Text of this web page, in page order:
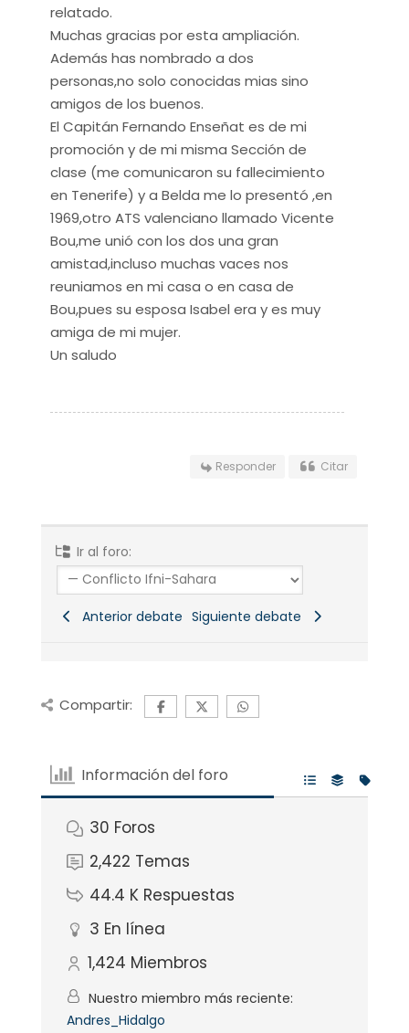
relatado.
Muchas gracias por esta ampliación.
Además has nombrado a dos
personas,no solo conocidas mias sino
amigos de los buenos.
El Capitán Fernando Enseñat es de mi
promoción y de mi misma Sección de
clase (me comunicaron su fallecimiento
en Tenerife) y a Belda me lo presentó ,en
1969,otro ATS valenciano llamado Vicente
Bou,me unió con los dos una gran
amistad,incluso muchas vaces nos
reuniamos en mi casa o en casa de
Bou,pues su esposa Isabel era y es muy
amiga de mi mujer.
Un saludo
Responder Citar
Ir al foro:
Anterior debate Siguiente debate
Compartir:
Información del foro
30 Foros
2,422 Temas
44.4 K Respuestas
3 En línea
1,424 Miembros
Nuestro miembro más reciente:
Andres_Hidalgo